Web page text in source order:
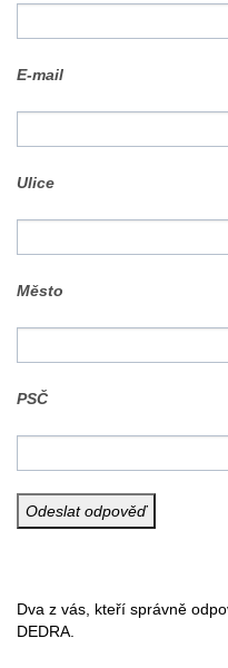
E-mail
Ulice
Město
PSČ
Dva z vás, kteří správně
DEDRA.